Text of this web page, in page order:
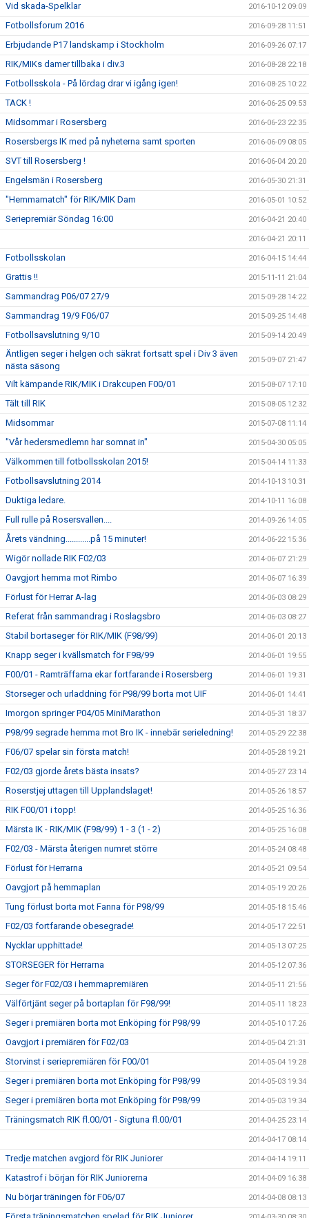
Vid skada-Spelklar 2016-10-12 09:09
Fotbollsforum 2016 2016-09-28 11:51
Erbjudande P17 landskamp i Stockholm 2016-09-26 07:17
RIK/MIKs damer tillbaka i div.3 2016-08-28 22:18
Fotbollsskola - På lördag drar vi igång igen! 2016-08-25 10:22
TACK ! 2016-06-25 09:53
Midsommar i Rosersberg 2016-06-23 22:35
Rosersbergs IK med på nyheterna samt sporten 2016-06-09 08:05
SVT till Rosersberg ! 2016-06-04 20:20
Engelsmän i Rosersberg 2016-05-30 21:31
"Hemmamatch" för RIK/MIK Dam 2016-05-01 10:52
Seriepremiär Söndag 16:00 2016-04-21 20:40
2016-04-21 20:11
Fotbollsskolan 2016-04-15 14:44
Grattis !! 2015-11-11 21:04
Sammandrag P06/07 27/9 2015-09-28 14:22
Sammandrag 19/9 F06/07 2015-09-25 14:48
Fotbollsavslutning 9/10 2015-09-14 20:49
Äntligen seger i helgen och säkrat fortsatt spel i Div 3 även
nästa säsong
2015-09-07 21:47
Vilt kämpande RIK/MIK i Drakcupen F00/01 2015-08-07 17:10
Tält till RIK 2015-08-05 12:32
Midsommar 2015-07-08 11:14
"Vår hedersmedlemn har somnat in" 2015-04-30 05:05
Välkommen till fotbollsskolan 2015! 2015-04-14 11:33
Fotbollsavslutning 2014 2014-10-13 10:31
Duktiga ledare. 2014-10-11 16:08
Full rulle på Rosersvallen.... 2014-09-26 14:05
Årets vändning............på 15 minuter! 2014-06-22 15:36
Wigör nollade RIK F02/03 2014-06-07 21:29
Oavgjort hemma mot Rimbo 2014-06-07 16:39
Förlust för Herrar A-lag 2014-06-03 08:29
Referat från sammandrag i Roslagsbro 2014-06-03 08:27
Stabil bortaseger för RIK/MIK (F98/99) 2014-06-01 20:13
Knapp seger i kvällsmatch för F98/99 2014-06-01 19:55
F00/01 - Ramträffarna ekar fortfarande i Rosersberg 2014-06-01 19:31
Storseger och urladdning för P98/99 borta mot UIF 2014-06-01 14:41
Imorgon springer P04/05 MiniMarathon 2014-05-31 18:37
P98/99 segrade hemma mot Bro IK - innebär serieledning! 2014-05-29 22:38
F06/07 spelar sin första match! 2014-05-28 19:21
F02/03 gjorde årets bästa insats? 2014-05-27 23:14
Roserstjej uttagen till Upplandslaget! 2014-05-26 18:57
RIK F00/01 i topp! 2014-05-25 16:36
Märsta IK - RIK/MIK (F98/99) 1 - 3 (1 - 2) 2014-05-25 16:08
F02/03 - Märsta återigen numret större 2014-05-24 08:48
Förlust för Herrarna 2014-05-21 09:54
Oavgjort på hemmaplan 2014-05-19 20:26
Tung förlust borta mot Fanna för P98/99 2014-05-18 15:46
F02/03 fortfarande obesegrade! 2014-05-17 22:51
Nycklar upphittade! 2014-05-13 07:25
STORSEGER för Herrarna 2014-05-12 07:36
Seger för F02/03 i hemmapremiären 2014-05-11 21:56
Välförtjänt seger på bortaplan för F98/99! 2014-05-11 18:23
Seger i premiären borta mot Enköping för P98/99 2014-05-10 17:26
Oavgjort i premiären för F02/03 2014-05-04 21:31
Storvinst i seriepremiären för F00/01 2014-05-04 19:28
Seger i premiären borta mot Enköping för P98/99 2014-05-03 19:34
Seger i premiären borta mot Enköping för P98/99 2014-05-03 19:34
Träningsmatch RIK fl.00/01 - Sigtuna fl.00/01 2014-04-25 23:14
2014-04-17 08:14
Tredje matchen avgjord för RIK Juniorer 2014-04-14 19:11
Katastrof i början för RIK Juniorerna 2014-04-09 16:38
Nu börjar träningen för F06/07 2014-04-08 08:13